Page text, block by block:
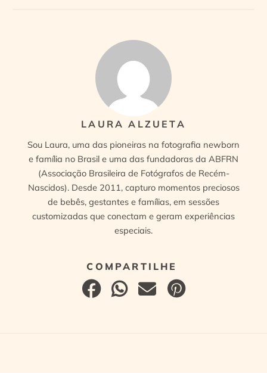
LAURA ALZUETA
Sou Laura, uma das pioneiras na fotografia newborn
e família no Brasil e uma das fundadoras da ABFRN
(Associação Brasileira de Fotógrafos de Recém-
Nascidos). Desde 2011, capturo momentos preciosos
de bebês, gestantes e famílias, em sessões
customizadas que conectam e geram experiências
especiais.